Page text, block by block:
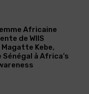
Africaine
de WIIS
Kebe,
à Africa’s